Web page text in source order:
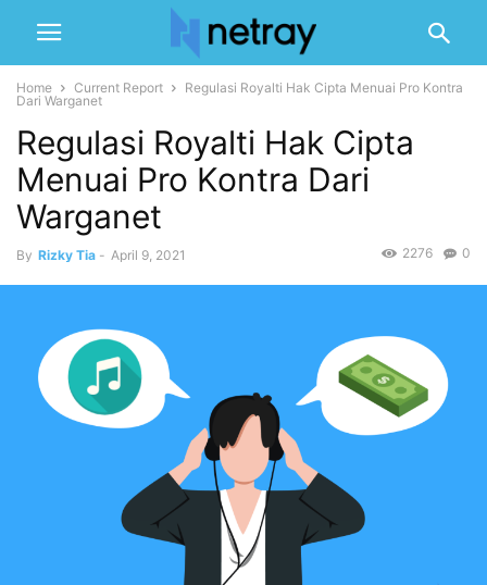
Home Current Report
Regulasi Royalti Hak Cipta Menuai Pro Kontra
Dari Warganet
Regulasi Royalti Hak Cipta
Menuai Pro Kontra Dari
Warganet
By Rizky Tia - April 9, 2021 0
2276